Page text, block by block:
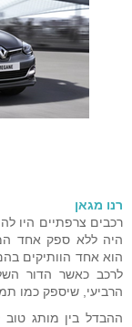
רנו מגאן
היה ללא ספק אחד
לרכב כאשר הדור
הרביעי, שיספק כמו
ההבדל בין מותג